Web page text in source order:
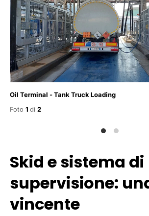
Oil Terminal - Tank Truck Loading
Foto 1 di 2
Skid e sistema di
supervisione:
vincente